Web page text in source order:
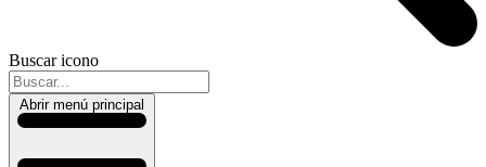
Buscar icono
Abrir menú principal